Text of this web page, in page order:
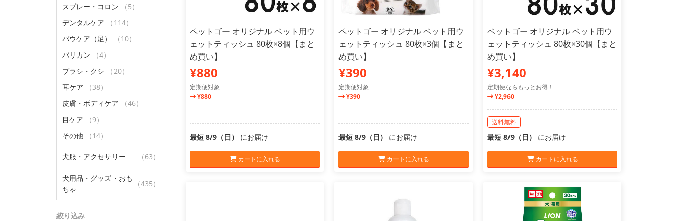
スプレー・コロン
（5）
デンタルケア
（114）
パウケア（足）
（10）
バリカン
（4）
ブラシ・クシ
（20）
耳ケア
（38）
皮膚・ボディケア
（46）
目ケア
（9）
その他
（14）
犬服・アクセサリー （63）
犬用品・グッズ・おも
ちゃ
（435）
絞り込み
ペットゴー オリジナル ペット用ウ
ェットティッシュ 80枚×8個【まと
め買い】
¥880
定期便対象
¥880
最短 8/9（日） にお届け
カートに入れる
ペットゴー オリジナル ペット用ウ
ェットティッシュ 80枚×3個【まと
め買い】
¥390
定期便対象
¥390
最短 8/9（日） にお届け
カートに入れる
ペットゴー オリジナル ペット用ウ
ェットティッシュ 80枚×30個【まと
め買い】
¥3,140
定期便ならもっとお得！
¥2,960
送料無料
最短 8/9（日） にお届け
カートに入れる